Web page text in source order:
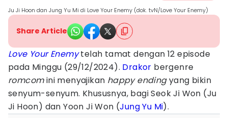
Ju Ji Hoon dan Jung Yu Mi di Love Your Enemy (dok. tvN/Love Your Enemy)
Share Article
Love Your Enemytelah tamat dengan 12 episode
pada Minggu (29/12/2024). Drakor bergenre
romcomini menyajikan happy endingyang bikin
senyum-senyum. Khususnya, bagi Seok Ji Won (Ju
Ji Hoon) dan Yoon Ji Won (Jung Yu Mi).